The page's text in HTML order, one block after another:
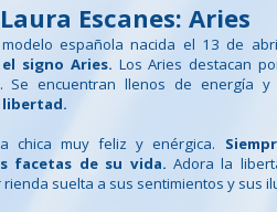
Escanes: Aries
española nacida el 13 de
signo Aries. Los Aries destacan
Se encuentran llenos de energía y
libertad.
chica muy feliz y enérgica.
facetas de su vida. Adora la
suelta a sus sentimientos y sus